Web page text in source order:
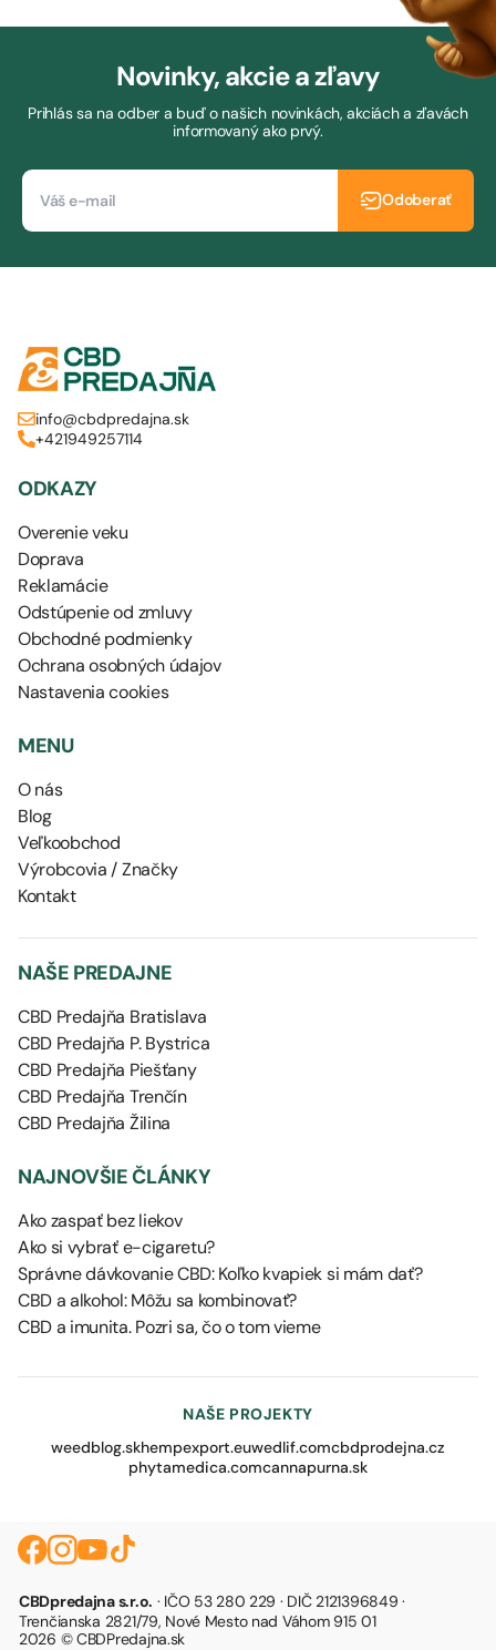
Novinky, akcie a zľavy
Prihlás sa na odber a buď o našich novinkách, akciách a zľavách
informovaný ako prvý.
Odoberať
info@cbdpredajna.sk
+421949257114
ODKAZY
Overenie veku
Doprava
Reklamácie
Odstúpenie od zmluvy
Obchodné podmienky
Ochrana osobných údajov
Nastavenia cookies
MENU
O nás
Blog
Veľkoobchod
Výrobcovia / Značky
Kontakt
NAŠE PREDAJNE
CBD Predajňa Bratislava
CBD Predajňa P. Bystrica
CBD Predajňa Piešťany
CBD Predajňa Trenčín
CBD Predajňa Žilina
NAJNOVŠIE ČLÁNKY
Ako zaspať bez liekov
Ako si vybrať e-cigaretu?
Správne dávkovanie CBD: Koľko kvapiek si mám dať?
CBD a alkohol: Môžu sa kombinovať?
CBD a imunita. Pozri sa, čo o tom vieme
NAŠE PROJEKTY
weedblog.skhempexport.euwedlif.comcbdprodejna.cz
phytamedica.comcannapurna.sk
CBDpredajna s.r.o. · IČO 53 280 229 · DIČ 2121396849 ·
Trenčianska 2821/79, Nové Mesto nad Váhom 915 01
2026 © CBDPredajna.sk